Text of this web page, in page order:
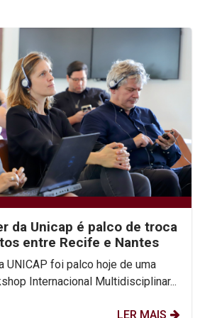
da Unicap é palco de troca
entre Recife e Nantes
UNICAP foi palco hoje de uma
Internacional Multidisciplinar...
LER MAIS